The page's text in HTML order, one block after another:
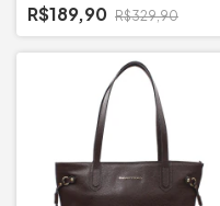
R$189,90 R$329,90